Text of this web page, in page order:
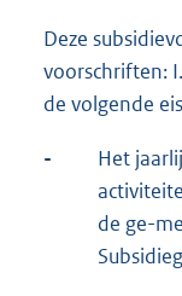
Deze
voorschriften:
de volgende
-
Het
de ge-